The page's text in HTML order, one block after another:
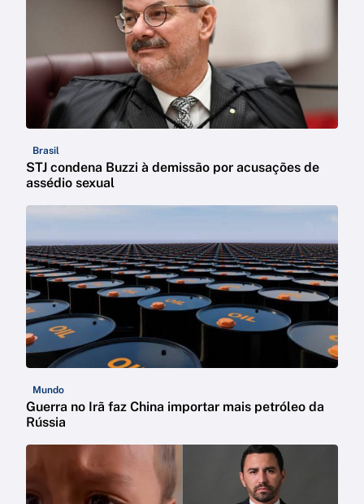
Brasil
STJ condena Buzzi à demissão por acusações de
assédio sexual
Mundo
Guerra no Irã faz China importar mais petróleo da
Rússia